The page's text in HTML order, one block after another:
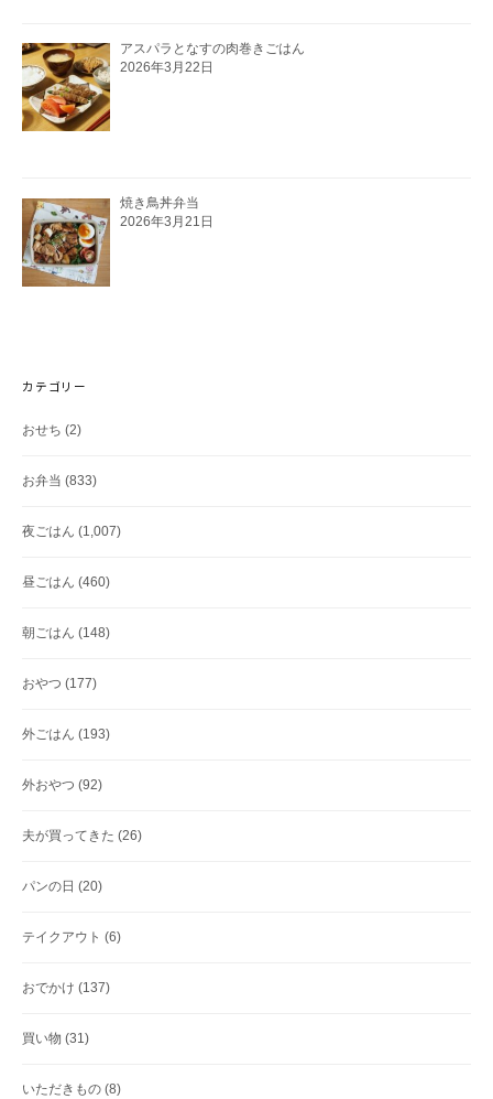
アスパラとなすの肉巻きごはん
2026年3月22日
焼き鳥丼弁当
2026年3月21日
カテゴリー
おせち (2)
お弁当 (833)
夜ごはん (1,007)
昼ごはん (460)
朝ごはん (148)
おやつ (177)
外ごはん (193)
外おやつ (92)
夫が買ってきた (26)
パンの日 (20)
テイクアウト (6)
おでかけ (137)
買い物 (31)
いただきもの (8)